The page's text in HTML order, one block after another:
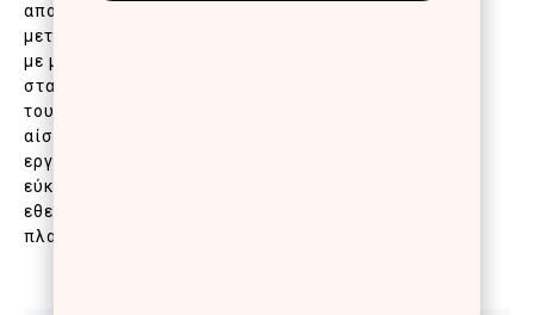
αποδεδειγμένη διάρκεια έως και 10 ώρες που δε
μεταφέρεται (no transfer*). Χαρίζει έντονο χρώμα
με μία μόνο κίνηση, εξασφαλίζοντας πλήρη κάλυψη
στα χείλη. Η ελαφριά κρεμώδης, μη κολλώδης υφή
του, δε σπάει και δεν τραβάει, προσφέροντας άνετη
αίσθηση στα χείλη που διαρκεί όλη μέρα. Το
εργονομικό απλικατέρ του, προσφέρει ακρίβεια και
εύκολη, ομοιόμορφη εφαρμογή.* Κλινικό τεστ σε 20
εθελόντριες: no-transfer σε χαρτομάντιλο/
πλαστικό· αξιολόγηση «very good» στις 10 ώρες.